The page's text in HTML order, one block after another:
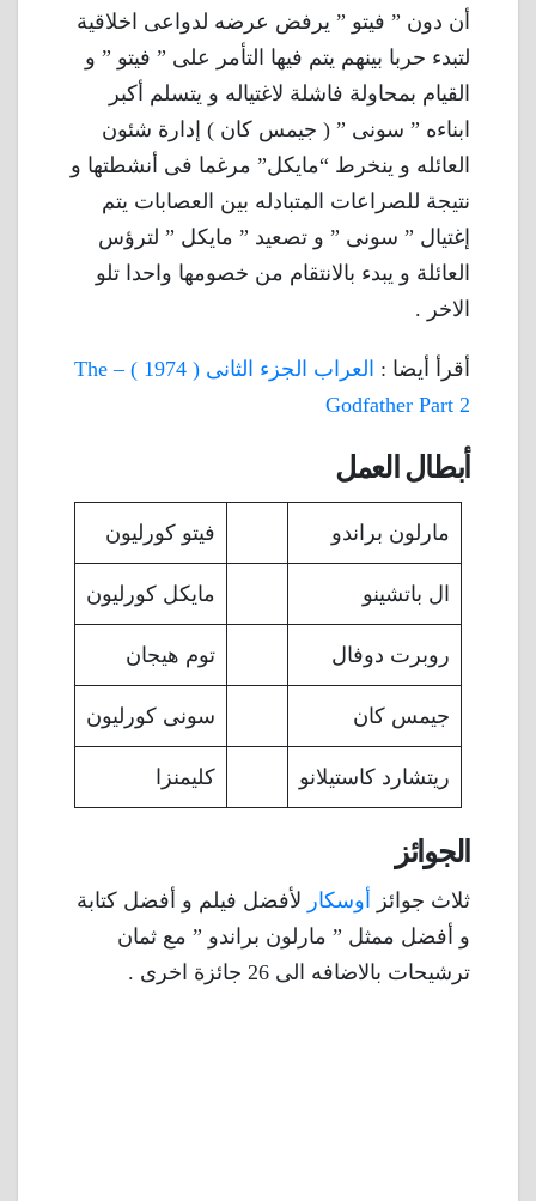
أن دون ” فيتو ” يرفض عرضه لدواعى اخلاقية
لتبدء حربا بينهم يتم فيها التأمر على ” فيتو ” و
القيام بمحاولة فاشلة لاغتياله و يتسلم أكبر
ابناءه ” سونى ” ( جيمس كان ) إدارة شئون
العائله و ينخرط “مايكل” مرغما فى أنشطتها و
نتيجة للصراعات المتبادله بين العصابات يتم
إغتيال ” سونى ” و تصعيد ” مايكل ” لترؤس
العائلة و يبدء بالانتقام من خصومها واحدا تلو
الاخر .
أقرأ أيضا :
العراب الجزء الثانى ( 1974 ) – The
Godfather Part 2
أبطال العمل
مارلون براندو فيتو كورليون
ال باتشينو مايكل كورليون
روبرت دوفال توم هيجان
جيمس كان سونى كورليون
ريتشارد كاستيلانو كليمنزا
الجوائز
ثلاث جوائز أوسكار لأفضل فيلم و أفضل كتابة
و أفضل ممثل ” مارلون براندو ” مع ثمان
ترشيحات بالاضافه الى 26 جائزة اخرى .